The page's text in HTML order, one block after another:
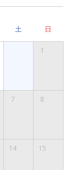
土 日
1
7 8
14 15